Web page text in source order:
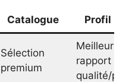
Catalogue Profil
Sélection
premium
Meilleur
rapport
qualité/prix